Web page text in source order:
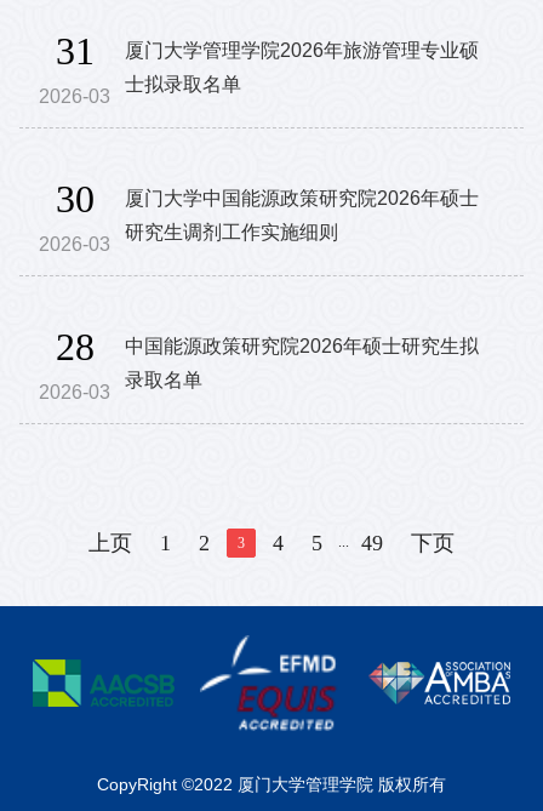
31
2026-03
厦门大学管理学院2026年旅游管理专业硕
士拟录取名单
30
2026-03
厦门大学中国能源政策研究院2026年硕士
研究生调剂工作实施细则
28
2026-03
中国能源政策研究院2026年硕士研究生拟
录取名单
上页 1 2 3 4 5 ... 49 下页
CopyRight ©2022 厦门大学管理学院 版权所有